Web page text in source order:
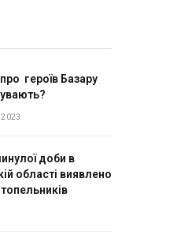
героїв Базару
доби в
області виявлено